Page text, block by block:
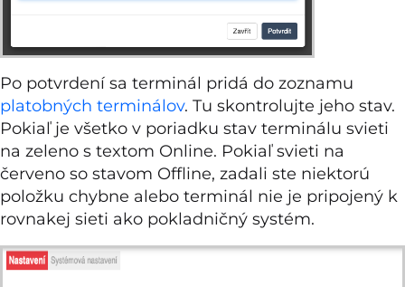
Po potvrdení sa terminál pridá do zoznamu
platobných terminálov. Tu skontrolujte jeho stav.
Pokiaľ je všetko v poriadku stav terminálu svieti
na zeleno s textom Online. Pokiaľ svieti na
červeno so stavom Offline, zadali ste niektorú
položku chybne alebo terminál nie je pripojený k
rovnakej sieti ako pokladničný systém.